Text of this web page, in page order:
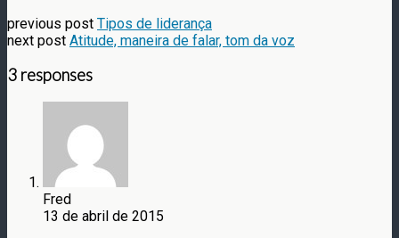
previous post Tipos de liderança
next post Atitude, maneira de falar, tom da voz
3 responses
Fred
13 de abril de 2015